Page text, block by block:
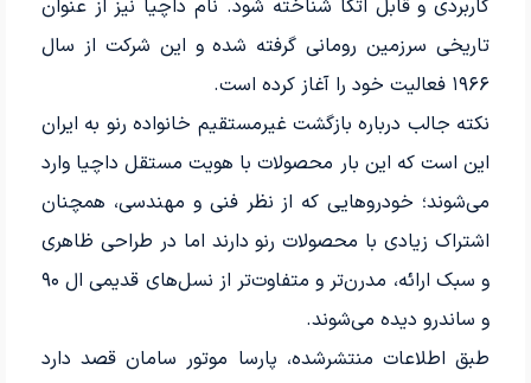
کاربردی و قابل اتکا شناخته شود. نام داچیا نیز از عنوان
تاریخی سرزمین رومانی گرفته شده و این شرکت از سال
۱۹۶۶ فعالیت خود را آغاز کرده است.
نکته جالب درباره بازگشت غیرمستقیم خانواده رنو به ایران
این است که این بار محصولات با هویت مستقل داچیا وارد
می‌شوند؛ خودروهایی که از نظر فنی و مهندسی، همچنان
اشتراک زیادی با محصولات رنو دارند اما در طراحی ظاهری
و سبک ارائه، مدرن‌تر و متفاوت‌تر از نسل‌های قدیمی ال ۹۰
و ساندرو دیده می‌شوند.
طبق اطلاعات منتشرشده، پارسا موتور سامان قصد دارد